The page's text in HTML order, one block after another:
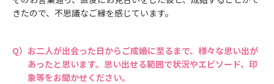
きたので、不思議なご縁を感じています。
お二人が出会った日からご成婚に至るまで、様々な思い出が
あったと思います。思い出せる範囲で状況やエピソード、印
象等をお聞かせください。